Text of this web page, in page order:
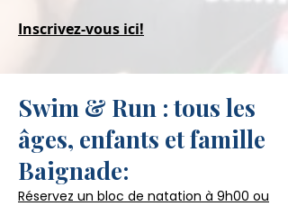
Inscrivez-vous ici!
Swim & Run : tous les
âges, enfants et famille
Baignade:
Réservez un bloc de natation à 9h00 ou